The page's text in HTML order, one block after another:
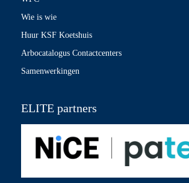
Wie is wie
Huur KSF Koetshuis
Arbocatalogus Contactcenters
Samenwerkingen
ELITE partners